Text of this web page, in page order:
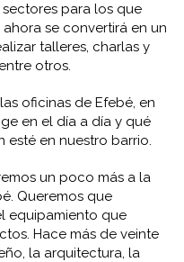
para los que
se convertirá en un
talleres, charlas y
otros.
oficinas de Efebé, en
en el día a día y qué
esté en nuestro barrio.
un poco más a la
Queremos que
equipamiento que
Hace más de veinte
la arquitectura, la